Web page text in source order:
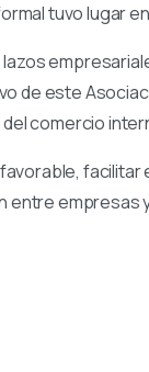
tuvo lugar
de este
comercio
entre